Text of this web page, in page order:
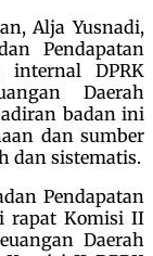
Alja Yusnadi,
Pendapatan
internal DPRK
Daerah
badan ini
dan sumber
dan sistematis.
Pendapatan
rapat Komisi II
Daerah